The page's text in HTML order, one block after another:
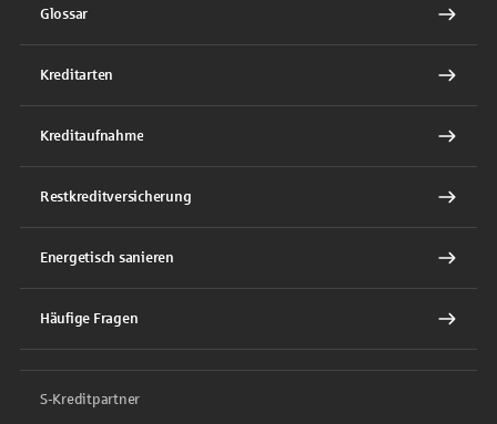
Glossar
Kreditarten
Kreditaufnahme
Restkreditversicherung
Energetisch sanieren
Häufige Fragen
S-Kreditpartner